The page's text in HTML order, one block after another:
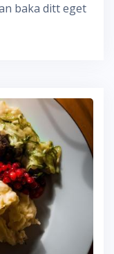
baka ditt eget